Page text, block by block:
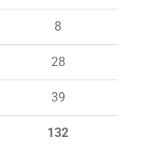
132
8
28
39